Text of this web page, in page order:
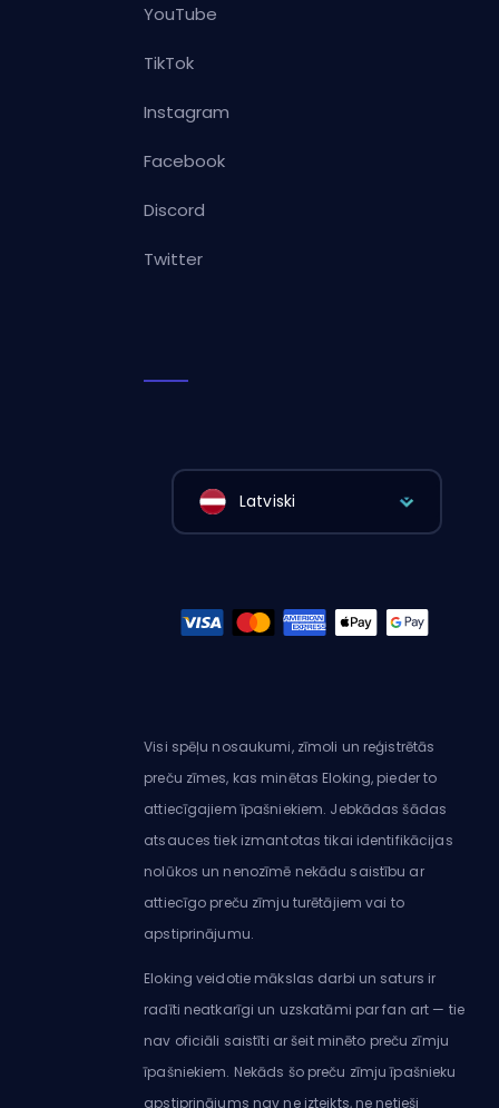
YouTube
TikTok
Instagram
Facebook
Discord
Twitter
Latviski
Visi spēļu nosaukumi, zīmoli un reģistrētās
preču zīmes, kas minētas Eloking, pieder to
attiecīgajiem īpašniekiem. Jebkādas šādas
atsauces tiek izmantotas tikai identifikācijas
nolūkos un nenozīmē nekādu saistību ar
attiecīgo preču zīmju turētājiem vai to
apstiprinājumu.
Eloking veidotie mākslas darbi un saturs ir
radīti neatkarīgi un uzskatāmi par fan art — tie
nav oficiāli saistīti ar šeit minēto preču zīmju
īpašniekiem. Nekāds šo preču zīmju īpašnieku
apstiprinājums nav ne izteikts, ne netieši